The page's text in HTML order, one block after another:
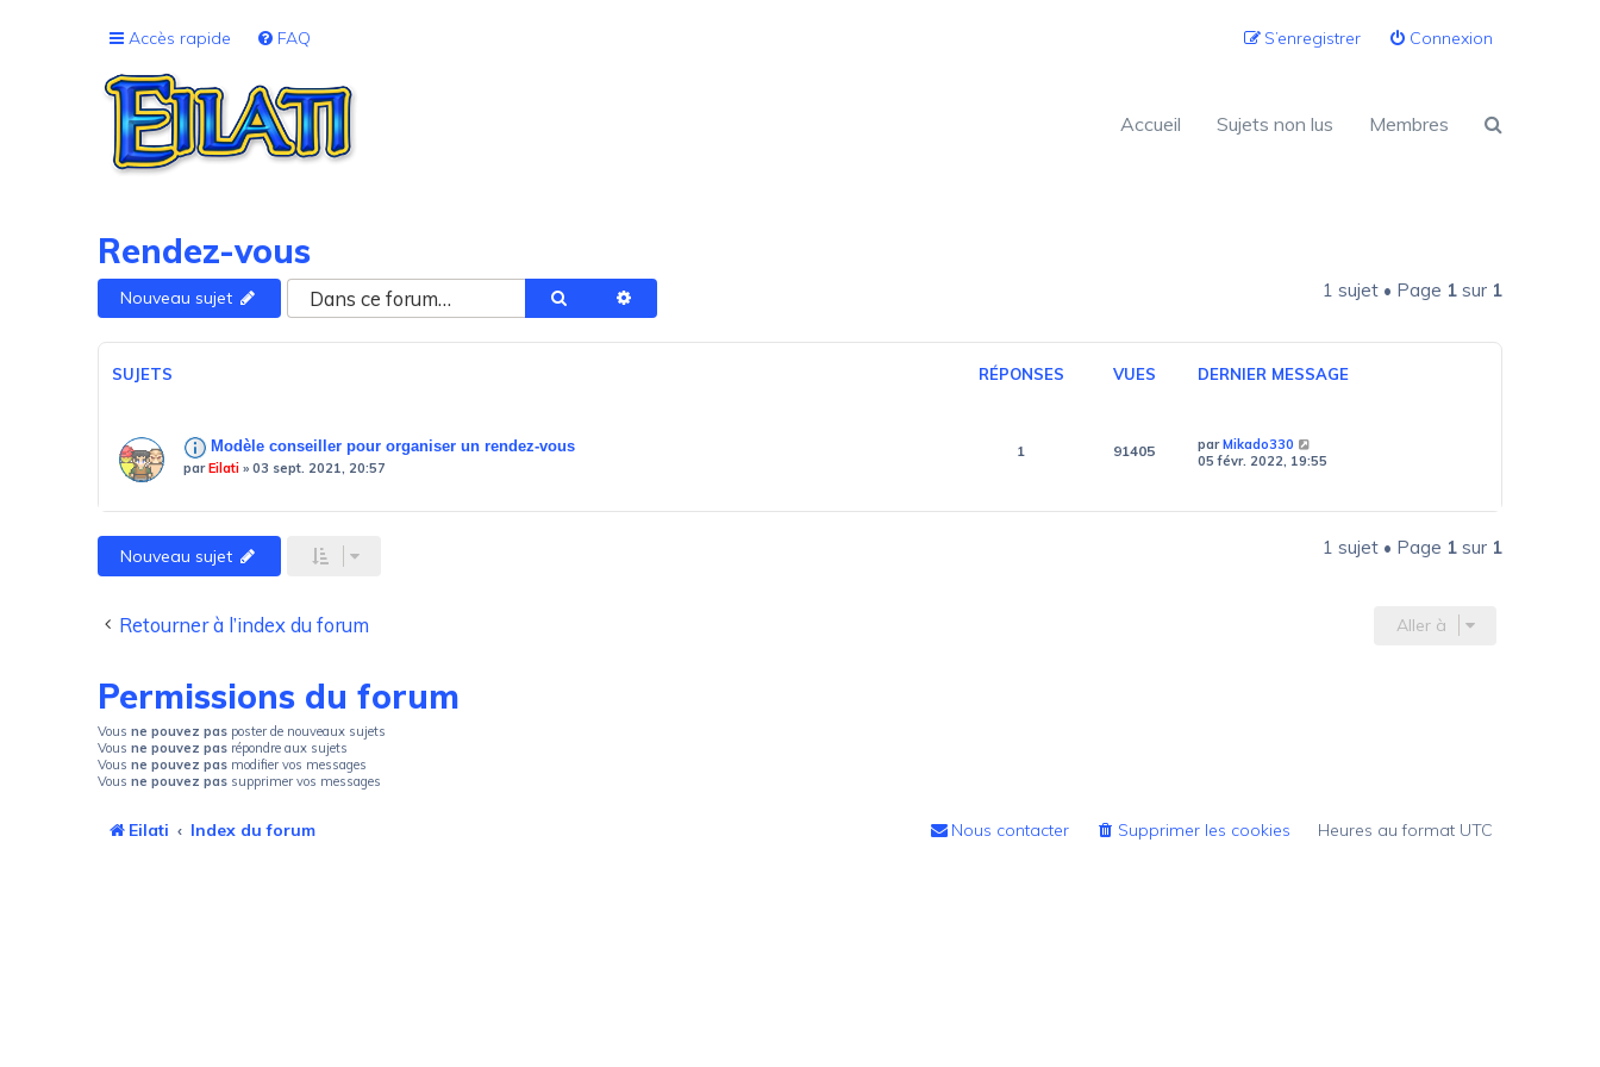
Accès rapide FAQ Connexion
S’enregistrer
Accueil Sujets non lus Membres
Rendez-vous
Nouveau sujet Rechercher 1 sujet • Page 1sur 1
SUJETS RÉPONSES VUES DERNIER MESSAGE
Modèle conseiller pour organiser un rendez-vous
parEilati »03 sept. 2021, 20:57
1 91405 parMikado330
05 févr. 2022, 19:55
Nouveau sujet 1 sujet • Page 1sur 1
Retourner à l’index du forum Aller à
Permissions du forum
Vousne pouvez pas poster de nouveaux sujets
Vousne pouvez pas répondre aux sujets
Vousne pouvez pas modifier vos messages
Vousne pouvez pas supprimer vos messages
Eilati Index du forum Heures au format UTC
Supprimer les cookies
Nous contacter